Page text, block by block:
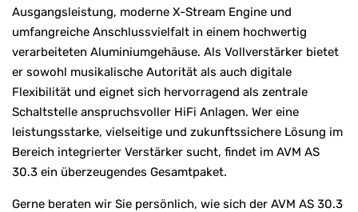
Ausgangsleistung, moderne X-Stream Engine und
umfangreiche Anschlussvielfalt in einem hochwertig
verarbeiteten Aluminiumgehäuse. Als Vollverstärker bietet
er sowohl musikalische Autorität als auch digitale
Flexibilität und eignet sich hervorragend als zentrale
Schaltstelle anspruchsvoller HiFi Anlagen. Wer eine
leistungsstarke, vielseitige und zukunftssichere Lösung im
Bereich integrierter Verstärker sucht, findet im AVM AS
30.3 ein überzeugendes Gesamtpaket.
Gerne beraten wir Sie persönlich, wie sich der AVM AS 30.3